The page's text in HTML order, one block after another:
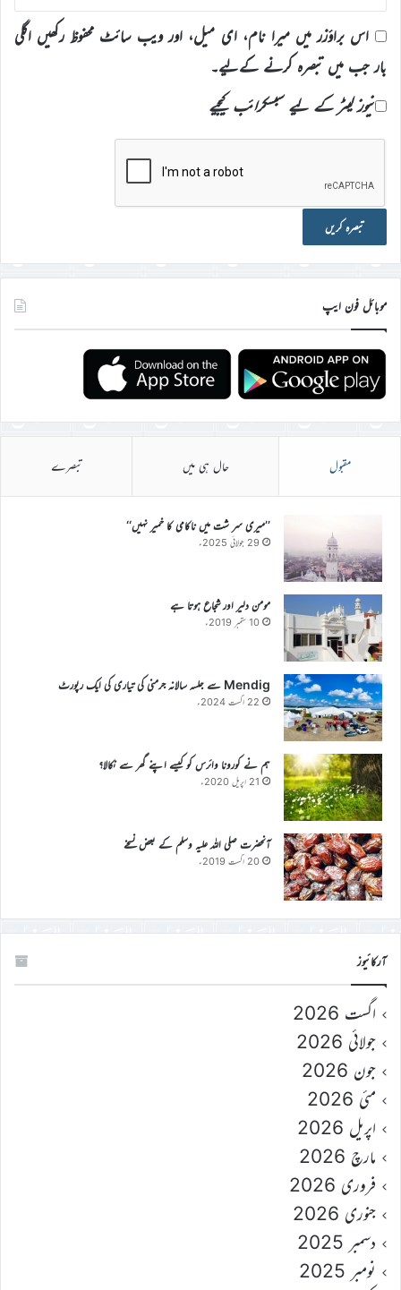
اس براؤزر میں میرا نام، ای میل، اور ویب سائٹ محفوظ رکھیں اگلی
بار جب میں تبصرہ کرنے کےلیے۔
نیوز لیٹر کے لیے سبسکرائب کیجیے
موبائل فون ایپ
مقبول حال ہی میں تبصرے
’’میری سر شت میں ناکامی کا خمیر نہیں‘‘
29 جولائی 2025ء
مومن دلیر اور شجاع ہوتا ہے
10 ستمبر 2019ء
Mendig سے جلسہ سالانہ جرمنی کی تیاری کی ایک رپورٹ
22 اگست 2024ء
ہم نے کورونا وائرس کو کیسے اپنے گھر سے نکالا؟
21 اپریل 2020ء
آنحضرت صلی اللہ علیہ وسلم کے بعض نسخے
20 اگست 2019ء
آرکائیوز
اگست 2026
جولائی 2026
جون 2026
مئی 2026
اپریل 2026
مارچ 2026
فروری 2026
جنوری 2026
دسمبر 2025
نومبر 2025